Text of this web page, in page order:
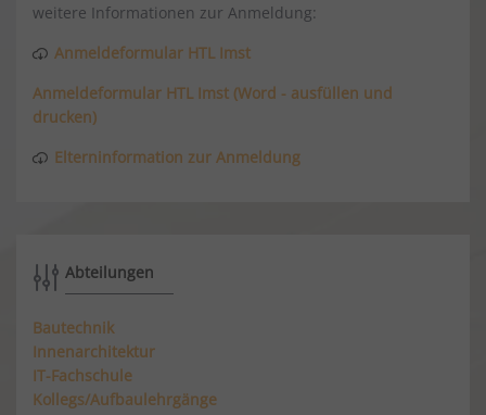
weitere Informationen zur Anmeldung:
Anmeldeformular HTL Imst
Anmeldeformular HTL Imst (Word - ausfüllen und
drucken)
Elterninformation zur Anmeldung
Abteilungen
Bautechnik
Innenarchitektur
IT-Fachschule
Kollegs/Aufbaulehrgänge